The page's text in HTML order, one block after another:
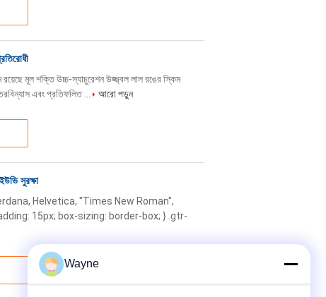
রয়েছে মূল শক্তি উচ্চ-স্যাচুরেশন উজ্জ্বল লাল রঙের স্কিম
এবং প্রতিফলিত ...
আরো পড়ুন
সুরক্ষা
Helvetica, "Times New Roman",
15px; box-sizing: border-box; } .gtr-
Wayne